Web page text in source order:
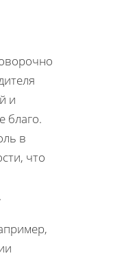
и
благо.
в
что